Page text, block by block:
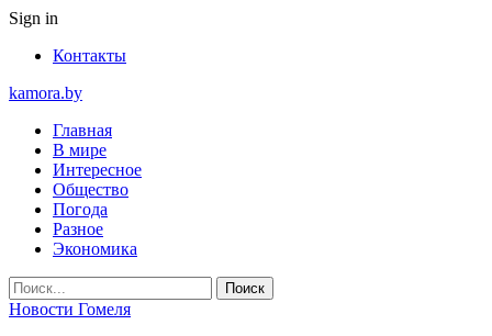
Sign in
Контакты
kamora.by
Главная
В мире
Интересное
Общество
Погода
Разное
Экономика
Новости Гомеля